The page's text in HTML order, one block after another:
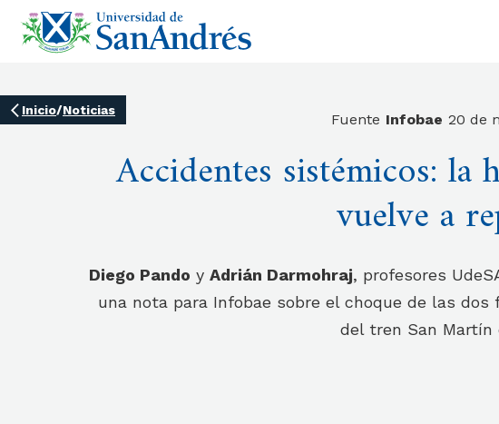
Inicio/Noticias
Fuente Infobae 20 de
Accidentes sistémicos: la
vuelve a
Diego Pando y Adrián Darmohraj, profesores
una nota para Infobae sobre el choque de las dos
del tren San Martín